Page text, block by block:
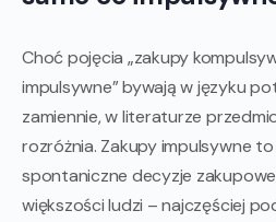
Choć pojęcia „zakupy
impulsywne” bywają w języku
zamiennie, w literaturze
rozróżnia. Zakupy impulsywne
spontaniczne decyzje
większości ludzi – najczęściej